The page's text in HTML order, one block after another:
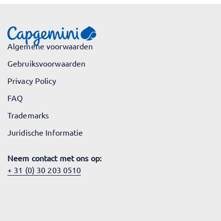
Algemene voorwaarden
Gebruiksvoorwaarden
Privacy Policy
FAQ
Trademarks
Juridische Informatie
Neem contact met ons op:
+ 31 (0) 30 203 0510